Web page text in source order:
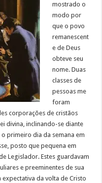
mostrado o
modo por
que o povo
remanescent
e de Deus
obteve seu
nome. Duas
classes de
pessoas me
foram
corporações de cristãos
divina, inclinando-se diante
primeiro dia da semana em
posto que pequena em
Legislador. Estes guardavam
e preeminentes de sua
da volta de Cristo